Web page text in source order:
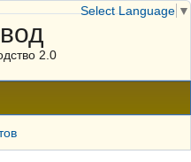
2.0
Select Language ▼